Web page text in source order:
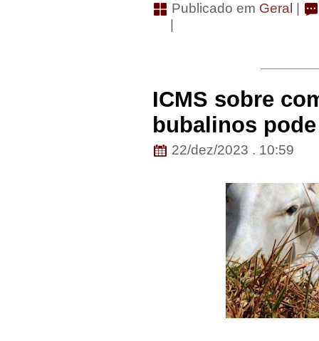
Publicado em Geral
ICMS sobre
bubalinos
22/dez/2023 . 10:59